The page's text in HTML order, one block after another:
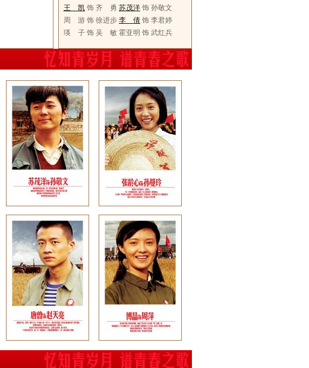
王 凯 饰 齐 勇 苏茂洋 饰 孙敬文
周 游 饰 徐进步 李 倩 饰 李君婷
瑛 子 饰 吴 敏 霍亚明 饰 武红兵